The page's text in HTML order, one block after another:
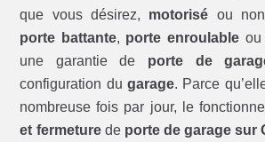
que vous désirez, motorisé ou
porte battante, porte enroulable ou
une garantie de porte de
configuration dugarage. Parce
nombreuse fois par jour, le
et fermeturede porte de garage sur